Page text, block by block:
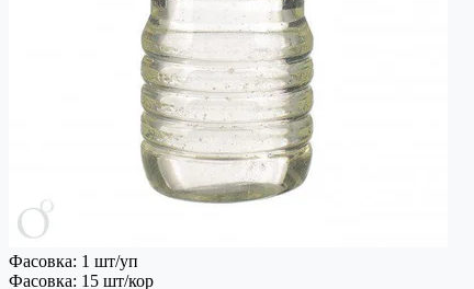
Фасовка: 1 шт/уп
Фасовка: 15 шт/кор